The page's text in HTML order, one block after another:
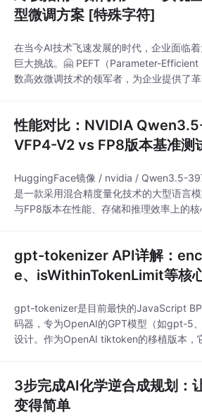
境中。Open WebUI正是这样一
型微调方案 [特殊字符]
在当今AI技术飞速发展的时代，企业面临
巨大挑战。🤗 PEFT（Parameter-Efficient
数高效微调技术的领军者，为企业提供了
果。## 🔥 为什么企业需要PEFT参数高效
性能对比：NVIDIA
VFP4-V2 vs FP8版本基准测
HuggingFace镜像 / nvidia / Qwen3.5-
是一款采用混合精度量化技术的大型语言
与FP8版本在性能、存储和推理效率上的
FP4-V2采用创新
gpt-tokenizer API详解：
e、isWithinTokenLimit等核
gpt-tokenizer是目前最快的JavaScript
码器，专为OpenAI的GPT模型（如gpt-5
设计。作为OpenAI tiktoken的移植版本，
前
3步完成AI化学逆合成规划：
变得简单